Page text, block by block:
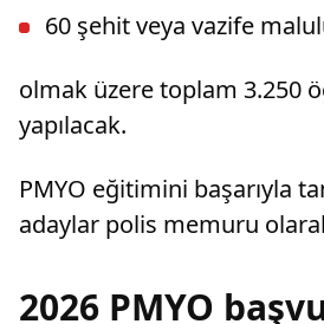
60 şehit veya vazife
olmak üzere toplam 3.250
yapılacak.
PMYO eğitimini başarıyla
adaylar polis memuru
2026 PMYO